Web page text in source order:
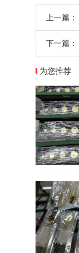
上一篇：
下一篇：
为您推荐